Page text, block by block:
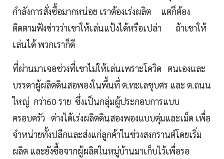
กำลังการสั่งซื้อมากหน่อย เราต้องเร่งผลิต แต่ก็ต้อง
ติดตามฟังข่าวว่าเขาให้เล่นแป้งได้หรือเปล่า ถ้าเขาให้
เล่นได้ พวกเราก็ดี
ที่ผ่านมาเจอช่วงที่เขาไม่ให้เล่นเพราะโควิด ตนเองและ
บรรดาผู้ผลิตดินสอพองในพื้นที่ ต.ทะเลชุบศร และ ต.ถนน
ใหญ่ กว่า60 ราย ซึ่งเป็นกลุ่มผู้ประกอบการแบบ
ครอบครัว ต่างได้เร่งผลิตดินสองพองแบบตุ่มและเม็ด เพื่อ
จำหน่ายทั้งปลีกและส่งแก่ลูกค้าในช่วงสงกรานต์โดยเริ่ม
ผลิต และยังซื้อจากผู้ผลิตในหมู่บ้านมาเก็บไว้เพื่อรอ